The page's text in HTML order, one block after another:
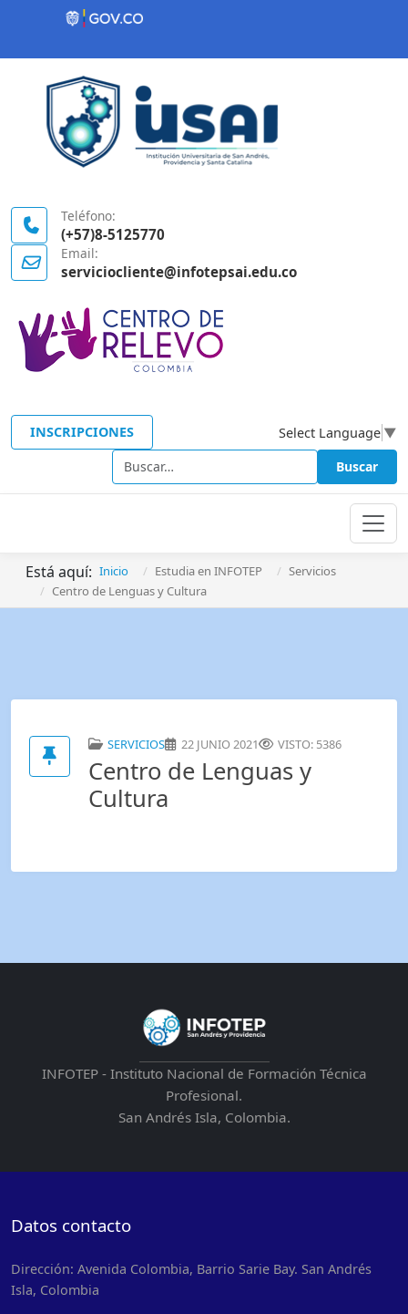
Contenido inicial
Teléfono:
(+57)8-5125770
Email:
serviciocliente@infotepsai.edu.co
INSCRIPCIONES Select Language ▼
Buscar Buscar
Está aquí: Inicio Estudia en INFOTEP
Servicios
Centro de Lenguas y Cultura
SERVICIOS 22 JUNIO 2021 VISTO: 5386
Centro de Lenguas y
Cultura
INFOTEP - Instituto Nacional de Formación Técnica
Profesional.
San Andrés Isla, Colombia.
Datos contacto
Dirección: Avenida Colombia, Barrio Sarie Bay. San Andrés
Isla, Colombia